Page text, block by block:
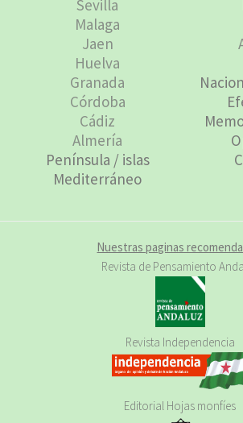
Sevilla
Malaga
Jaen
Huelva
Granada
Córdoba
Cádiz
Almería
Península / islas
Mediterráneo
Nuestras paginas
Revista de Pensamiento
Revista Independencia
Editorial Hojas monfíes